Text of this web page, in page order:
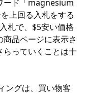
ード「magnesium
上回る入札をする
札で、$5安い価格
品ページに表示さ
らっていくことは十
ングは、買い物客